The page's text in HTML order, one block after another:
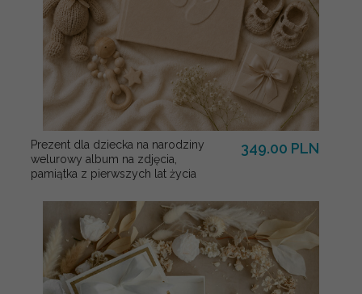
Prezent dla dziecka na narodziny
welurowy album na zdjęcia,
pamiątka z pierwszych lat życia
349.00 PLN